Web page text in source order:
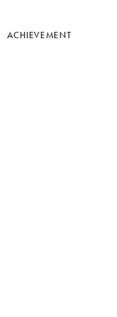
ACHIEVEMENT